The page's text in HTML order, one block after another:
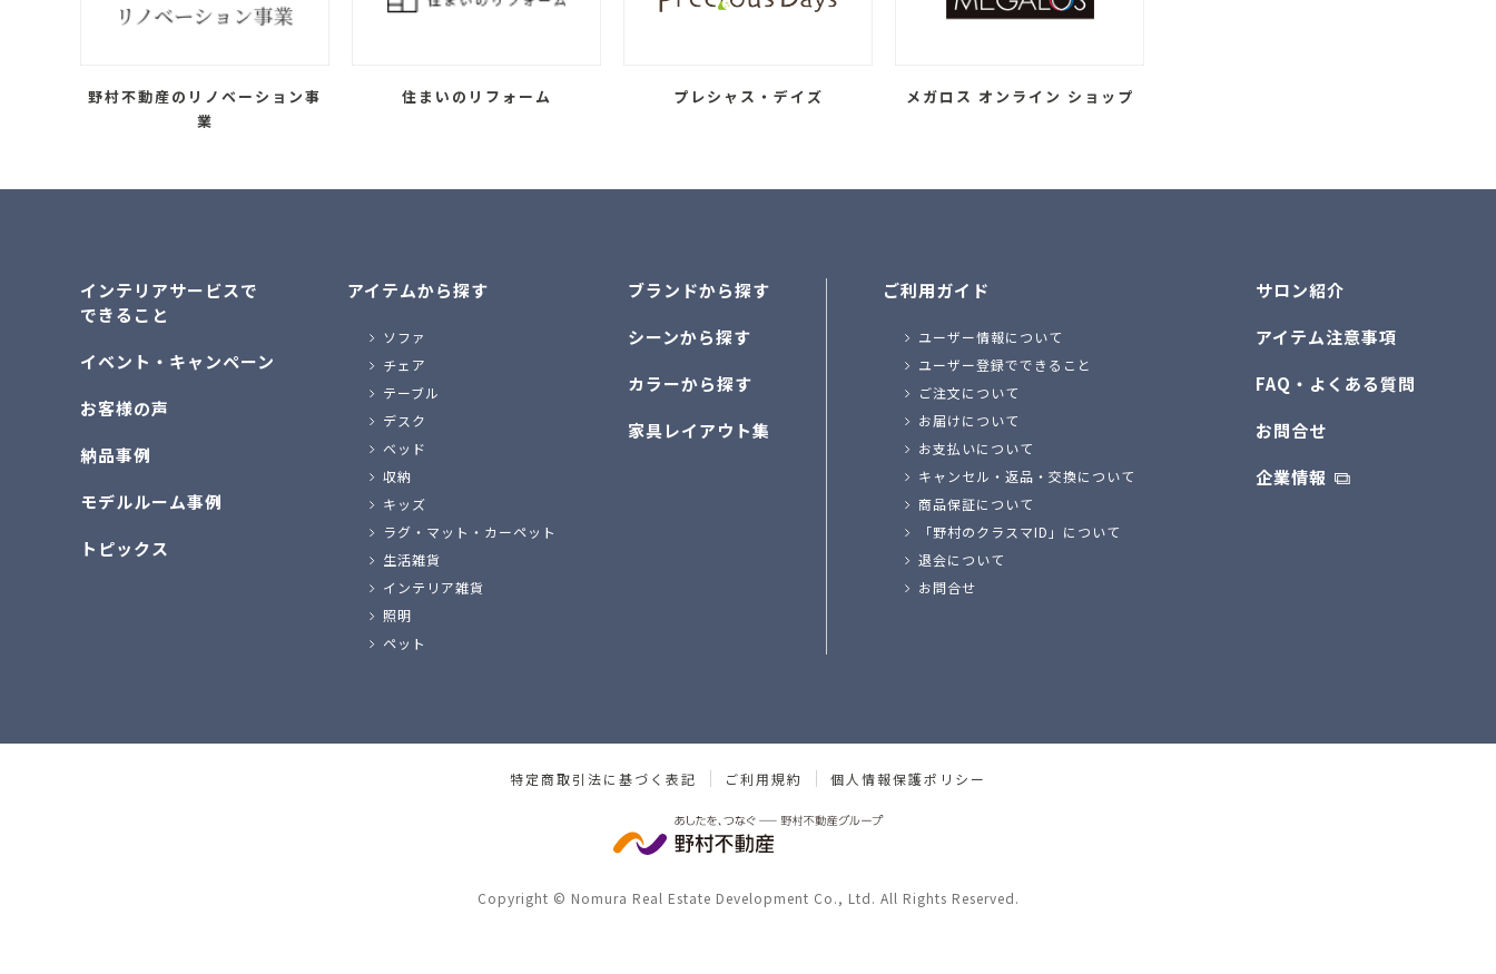
野村不動産のリノベーション事
業
住まいのリフォーム プレシャス・デイズ メガロス オンライン ショップ
インテリアサービスで
できること
イベント・キャンペーン
お客様の声
納品事例
モデルルーム事例
トピックス
アイテムから探す
ソファ
チェア
テーブル
デスク
ベッド
収納
キッズ
ラグ・マット・カーペット
生活雑貨
インテリア雑貨
照明
ペット
ブランドから探す
シーンから探す
カラーから探す
家具レイアウト集
ご利用ガイド
ユーザー情報について
ユーザー登録でできること
ご注文について
お届けについて
お支払いについて
キャンセル・返品・交換について
商品保証について
「野村のクラスマID」について
退会について
お問合せ
サロン紹介
アイテム注意事項
FAQ・よくある質問
お問合せ
企業情報
特定商取引法に基づく表記 ご利用規約 個人情報保護ポリシー
Copyright © Nomura Real Estate Development Co., Ltd. All Rights Reserved.